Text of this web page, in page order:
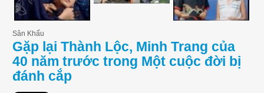
Sân Khấu
Gặp lại Thành Lộc, Minh Trang của
40 năm trước trong Một cuộc đời bị
đánh cắp